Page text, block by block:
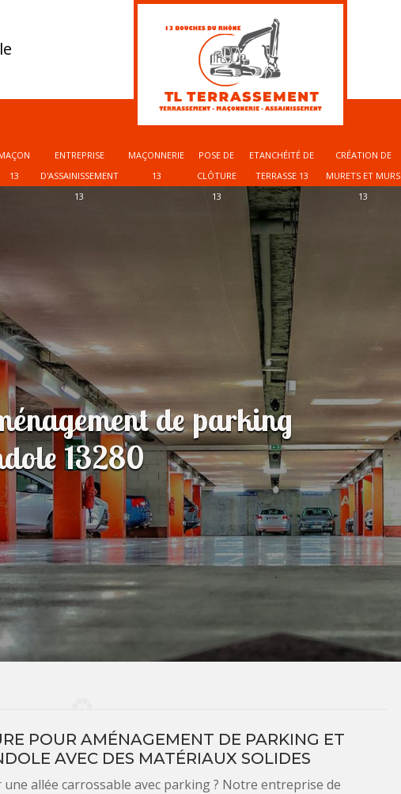
13
ENTREPRISE
D'ASSAINISSEMENT
13
MAÇONNERIE
13
POSE DE
CLÔTURE
13
ETANCHÉITÉ DE
TERRASSE 13
CRÉATION DE
MURETS ET MURS
13
de parking
13280
POUR AMÉNAGEMENT DE PARKING ET
AVEC DES MATÉRIAUX SOLIDES
une allée carrossable avec parking ? Notre entreprise de